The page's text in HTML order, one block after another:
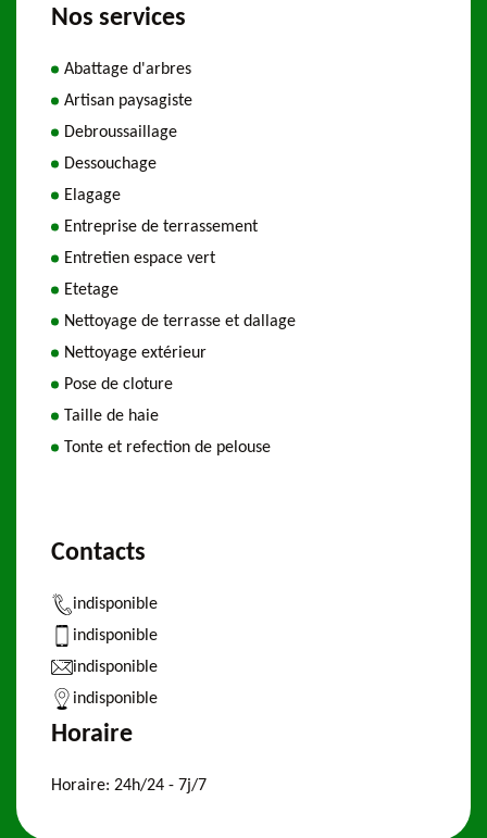
Nos services
Abattage d'arbres
Artisan paysagiste
Debroussaillage
Dessouchage
Elagage
Entreprise de terrassement
Entretien espace vert
Etetage
Nettoyage de terrasse et dallage
Nettoyage extérieur
Pose de cloture
Taille de haie
Tonte et refection de pelouse
Contacts
indisponible
indisponible
indisponible
indisponible
Horaire
Horaire: 24h/24 - 7j/7